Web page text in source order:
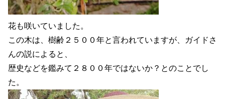
花も咲いていました。
この木は、樹齢２５００年と言われていますが、ガイドさ
んの説によると、
歴史などを鑑みて２８００年ではないか？とのことでし
た。